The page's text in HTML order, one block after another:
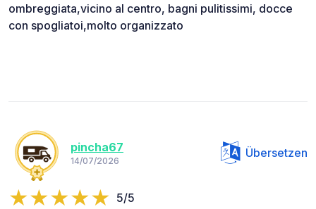
ombreggiata,vicino al centro, bagni pulitissimi, docce
con spogliatoi,molto organizzato
pincha67
14/07/2026
Übersetzen
5/5